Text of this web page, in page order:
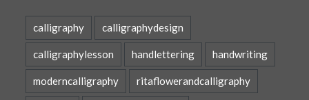
calligraphy calligraphydesign
calligraphylesson handlettering handwriting
moderncalligraphy ritaflowerandcalligraphy